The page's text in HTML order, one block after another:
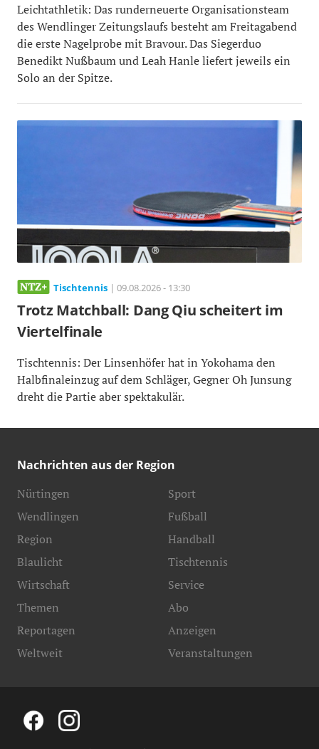
Leichtathletik: Das runderneuerte Organisationsteam
des Wendlinger Zeitungslaufs besteht am Freitagabend
die erste Nagelprobe mit Bravour. Das Siegerduo
Benedikt Nußbaum und Leah Hanle liefert jeweils ein
Solo an der Spitze.
Tischtennis | 09.08.2026 - 13:30
Trotz Matchball: Dang Qiu scheitert im
Viertelfinale
Tischtennis: Der Linsenhöfer hat in Yokohama den
Halbfinaleinzug auf dem Schläger, Gegner Oh Junsung
dreht die Partie aber spektakulär.
Nachrichten aus der Region
Nürtingen
Wendlingen
Region
Blaulicht
Sport
Fußball
Handball
Tischtennis
Wirtschaft
Themen
Reportagen
Weltweit
Service
Abo
Anzeigen
Veranstaltungen